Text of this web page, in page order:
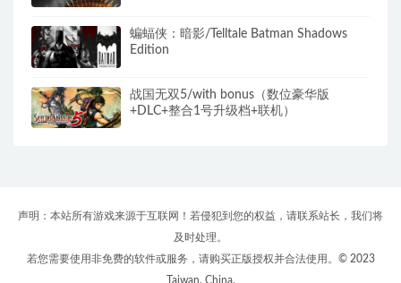
蝙蝠侠：暗影/Telltale Batman Shadows
Edition
战国无双5/with bonus（数位豪华版
+DLC+整合1号升级档+联机）
声明：本站所有游戏来源于互联网！若侵犯到您的权益，请联系站长，我们将
及时处理。
若您需要使用非免费的软件或服务，请购买正版授权并合法使用。© 2023
Taiwan, China.